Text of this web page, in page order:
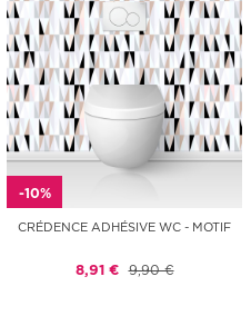
-10%
CRÉDENCE ADHÉSIVE WC - MOTIF
8,91 € 9,90 €